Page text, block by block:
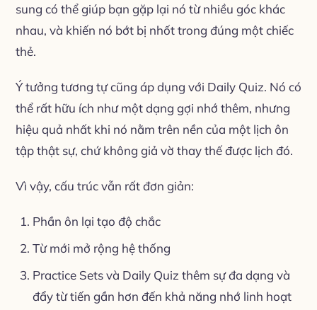
sung có thể giúp bạn gặp lại nó từ nhiều góc khác
nhau, và khiến nó bớt bị nhốt trong đúng một chiếc
thẻ.
Ý tưởng tương tự cũng áp dụng với Daily Quiz. Nó có
thể rất hữu ích như một dạng gợi nhớ thêm, nhưng
hiệu quả nhất khi nó nằm trên nền của một lịch ôn
tập thật sự, chứ không giả vờ thay thế được lịch đó.
Vì vậy, cấu trúc vẫn rất đơn giản:
Phần ôn lại tạo độ chắc
Từ mới mở rộng hệ thống
Practice Sets và Daily Quiz thêm sự đa dạng và
đẩy từ tiến gần hơn đến khả năng nhớ linh hoạt